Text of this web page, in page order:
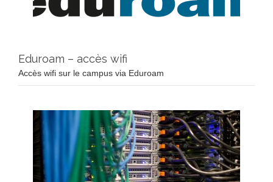
Eduroam – accès wifi
Accès wifi sur le campus via Eduroam